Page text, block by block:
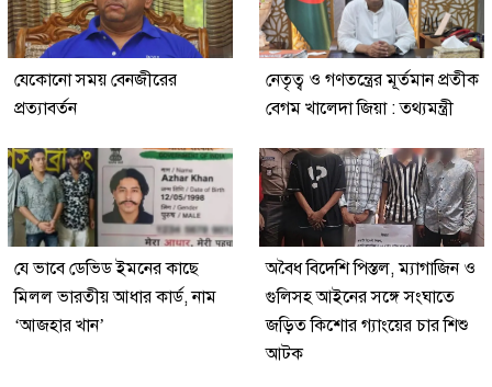
যেকোনো সময় বেনজীরের
প্রত্যাবর্তন
নেতৃত্ব ও গণতন্ত্রের মূর্তমান প্রতীক
বেগম খালেদা জিয়া : তথ্যমন্ত্রী
যে ভাবে ডেভিড ইমনের কাছে
মিলল ভারতীয় আধার কার্ড, নাম
‘আজহার খান’
অবৈধ বিদেশি পিস্তল, ম্যাগাজিন ও
গুলিসহ আইনের সঙ্গে সংঘাতে
জড়িত কিশোর গ্যাংয়ের চার শিশু
আটক